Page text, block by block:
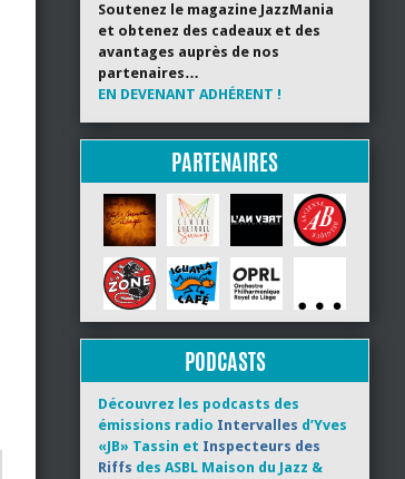
Soutenez le magazine JazzMania
et obtenez des cadeaux et des
avantages auprès de nos
partenaires…
EN DEVENANT ADHÉRENT !
PARTENAIRES
PODCASTS
Découvrez les podcasts des
émissions radio Intervalles d’Yves
«JB» Tassin et Inspecteurs des
Riffs des ASBL Maison du Jazz &